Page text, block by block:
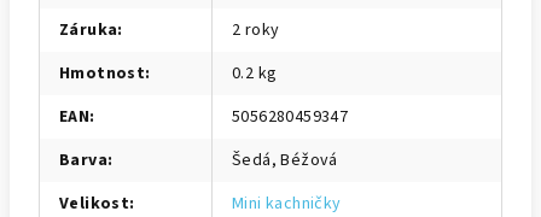
Záruka:
2 roky
Hmotnost:
0.2 kg
EAN:
5056280459347
Barva:
Šedá, Béžová
Velikost:
Mini kachničky